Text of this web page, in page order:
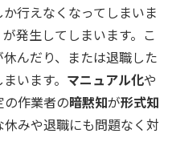
行えなくなってしまいま
が発生してしまいます。こ
んだり、または退職した
います。 マニュアル化や
の作業者の暗黙知が形式知
みや退職にも問題なく対